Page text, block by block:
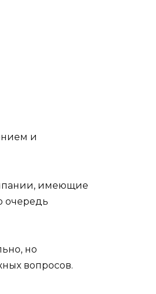
и
имеющие
очередь
но
вопросов.